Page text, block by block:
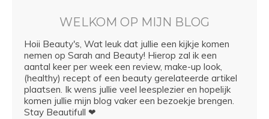
WELKOM OP MIJN BLOG
Hoii Beauty's, Wat leuk dat jullie een kijkje komen
nemen op Sarah and Beauty! Hierop zal ik een
aantal keer per week een review, make-up look,
(healthy) recept of een beauty gerelateerde artikel
plaatsen. Ik wens jullie veel leesplezier en hopelijk
komen jullie mijn blog vaker een bezoekje brengen.
Stay Beautifull ❤